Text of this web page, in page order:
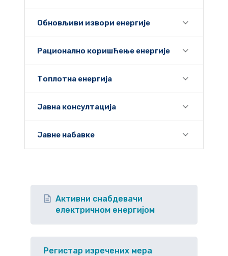
Обновљиви извори енергије
Рационално коришћење енергије
Топлотна енергија
Јавна консултација
Јавне набавке
Активни снабдевачи
електричном енергијом
Регистар изречених мера